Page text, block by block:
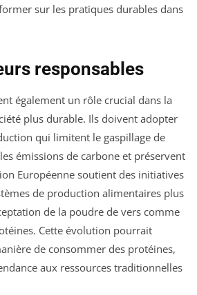
sur les pratiques durables dans
responsables
également un rôle crucial dans la
plus durable. Ils doivent adopter
qui limitent le gaspillage de
émissions de carbone et préservent
Européenne soutient des initiatives
de production alimentaires plus
de la poudre de vers comme
Cette évolution pourrait
de consommer des protéines,
aux ressources traditionnelles